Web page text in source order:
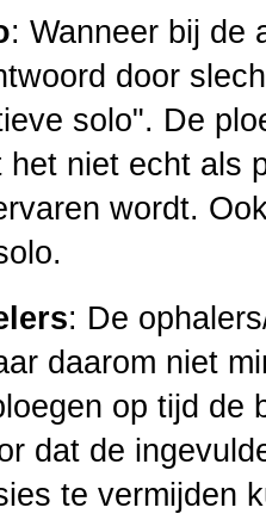
: Wanneer bij de
door
solo". De
het niet echt als
wordt.
: De
daarom niet
op tijd de
dat de
te vermijden